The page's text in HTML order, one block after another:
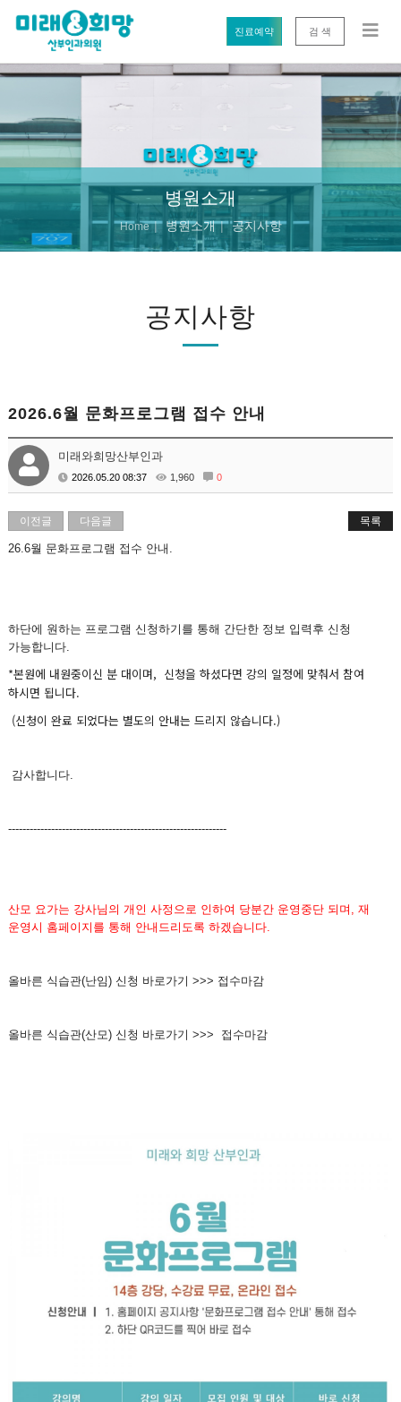
진료예약 검 색
병원소개
Home 병원소개 공지사항
공지사항
2026.6월 문화프로그램 접수 안내
미래와희망산부인과
2026.05.20 08:37 1,960 0
이전글 다음글 목록
26.6월 문화프로그램 접수 안내.
하단에 원하는 프로그램 신청하기를 통해 간단한 정보 입력후 신청
가능합니다.
*본원에 내원중이신 분 대이며, 신청을 하셨다면 강의 일정에 맞춰서 참여
하시면 됩니다.
(신청이 완료 되었다는 별도의 안내는 드리지 않습니다.)
감사합니다.
-------------------------------------------------------------
산모 요가는 강사님의 개인 사정으로 인하여 당분간 운영중단 되며, 재
운영시 홈페이지를 통해 안내드리도록 하겠습니다.
올바른 식습관(난임) 신청 바로가기 >>> 접수마감
올바른 식습관(산모) 신청 바로가기 >>> 접수마감